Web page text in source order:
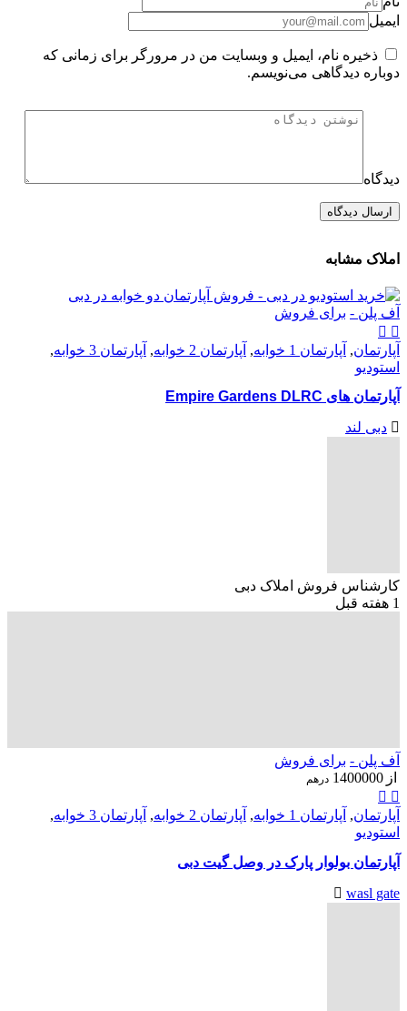
ایمیل
ذخیره نام، ایمیل و وبسایت من در مرورگر برای زمانی که
دوباره دیدگاهی می‌نویسم.
دیدگاه
املاک مشابه
آف پلن - برای فروش
آپارتمان, آپارتمان 1 خوابه , آپارتمان 2 خوابه , آپارتمان 3 خوابه
,
استودیو
آپارتمان های Empire Gardens DLRC
دبی لند
کارشناس فروش املاک دبی
1 هفته قبل
آف پلن - برای فروش
از 1400000 درهم
آپارتمان, آپارتمان 1 خوابه , آپارتمان 2 خوابه , آپارتمان 3 خوابه
,
استودیو
آپارتمان بولوار پارک در وصل گیت دبی
wasl gate